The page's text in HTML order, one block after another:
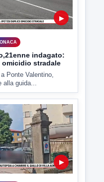
di pesci e nessuna
nel...
▶
indagato:
omicidio stradale
a Ponte Valentino,
alla guida...